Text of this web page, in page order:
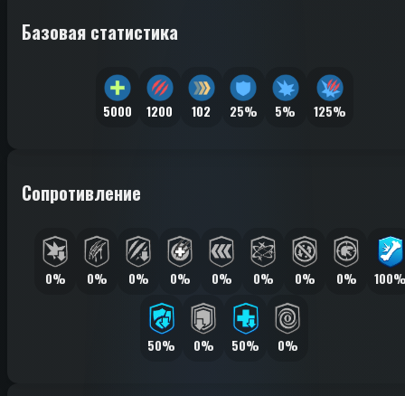
Базовая статистика
5000 1200 102 25% 5% 125%
Сопротивление
0% 0% 0% 0% 0% 0% 0% 0%
50% 0% 50% 0%